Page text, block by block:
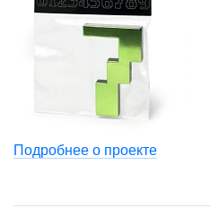
Подробнее о проекте